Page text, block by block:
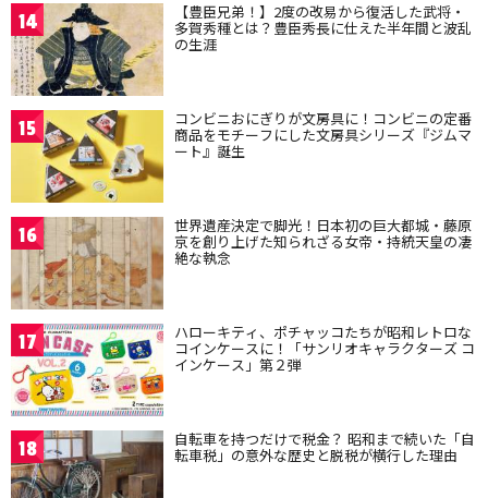
14 【豊臣兄弟！】2度の改易から復活した武将・
多賀秀種とは？豊臣秀長に仕えた半年間と波乱
の生涯
15 コンビニおにぎりが文房具に！コンビニの定番
商品をモチーフにした文房具シリーズ『ジムマ
ート』誕生
16 世界遺産決定で脚光！日本初の巨大都城・藤原
京を創り上げた知られざる女帝・持統天皇の凄
絶な執念
17 ハローキティ、ポチャッコたちが昭和レトロな
コインケースに！「サンリオキャラクターズ コ
インケース」第２弾
18 自転車を持つだけで税金？ 昭和まで続いた「自
転車税」の意外な歴史と脱税が横行した理由